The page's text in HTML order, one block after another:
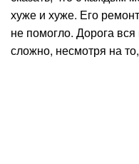
хуже и хуже. Его
не помогло. Дорога вся
сложно, несмотря на